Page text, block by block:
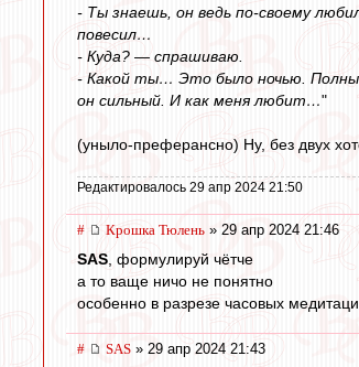
- Ты знаешь, он ведь по-своему
повесил…
- Куда? — спрашиваю.
- Какой ты… Это было ночью.
он сильный. И как меня любит…"
(уныло-преферансно) Ну, без двух
Редактировалось 29 апр 2024 21:50
# Крошка Тюлень » 29 апр 2024 21:46
SAS , формулируй чётче
а то ваще ничо не понятно
особенно в разрезе часовых
# SAS » 29 апр 2024 21:43